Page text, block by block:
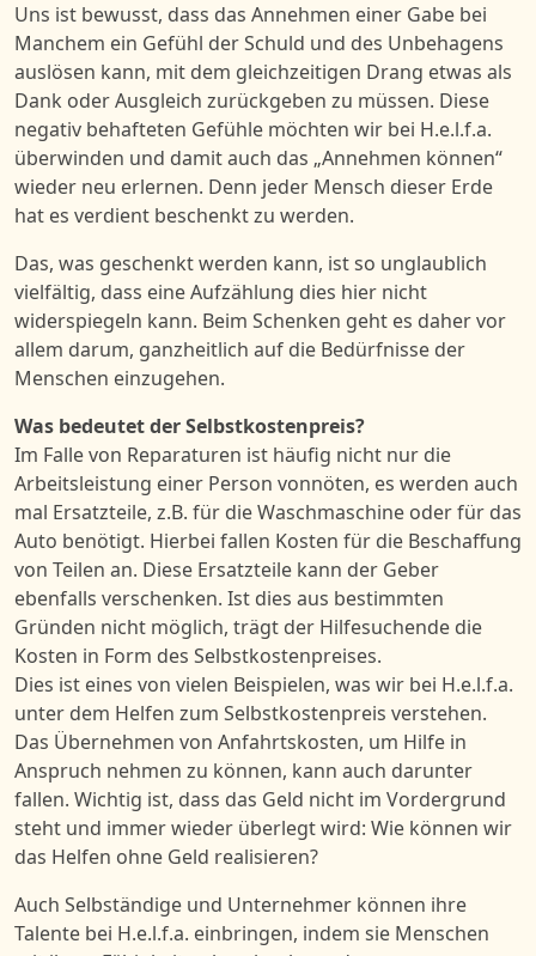
Uns ist bewusst, dass das Annehmen einer Gabe bei
Manchem ein Gefühl der Schuld und des Unbehagens
auslösen kann, mit dem gleichzeitigen Drang etwas als
Dank oder Ausgleich zurückgeben zu müssen. Diese
negativ behafteten Gefühle möchten wir bei H.e.l.f.a.
überwinden und damit auch das „Annehmen können“
wieder neu erlernen. Denn jeder Mensch dieser Erde
hat es verdient beschenkt zu werden.
Das, was geschenkt werden kann, ist so unglaublich
vielfältig, dass eine Aufzählung dies hier nicht
widerspiegeln kann. Beim Schenken geht es dahervor
allem darum, ganzheitlich auf die Bedürfnisse der
Menschen einzugehen.
Was bedeutetderSelbstkostenpreis?
Im Falle von Reparaturen ist häufig nicht nur die
Arbeitsleistung einer Person vonnöten, es werden auch
mal Ersatzteile, z.B. für die Waschmaschine oder für das
Auto benötigt. Hierbei fallen Kosten für die Beschaffung
von Teilen an. Diese Ersatzteile kann der Geber
ebenfalls verschenken. Ist dies aus bestimmten
Gründen nicht möglich, trägt der Hilfesuchende die
Kosten in Form des Selbstkostenpreises.
Dies ist eines von vielen Beispielen, was wir bei H.e.l.f.a.
unter dem Helfen zum Selbstkostenpreis verstehen.
Das Übernehmen von Anfahrtskosten, um Hilfe in
Anspruch nehmen zu können, kann auch darunter
fallen. Wichtig ist, dass das Geld nicht im Vordergrund
steht und immer wieder überlegt wird: Wie können wir
das Helfen ohne Geld realisieren?
Auch Selbständige und Unternehmer können ihre
Talente bei H.e.l.f.a. einbringen, indem sie Menschen